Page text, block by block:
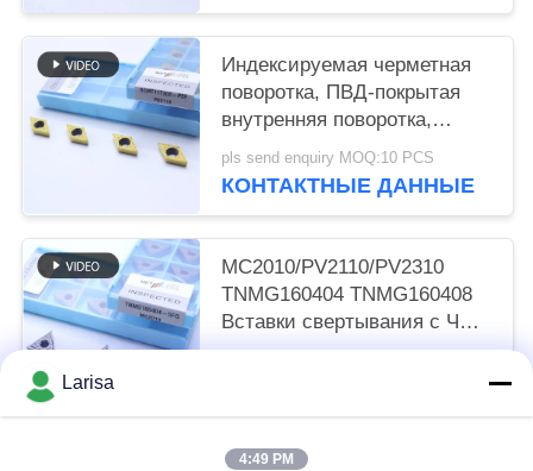
Индексируемая черметная
поворотка, ПВД-покрытая
внутренняя поворотка,
финишный шифровальник
DCMT11T302, золотой цвет
pls send enquiry MOQ:10 PCS
КОНТАКТНЫЕ ДАННЫЕ
MC2010/PV2110/PV2310
TNMG160404 TNMG160408
Вставки свертывания с ЧПУ
Серметные вставки
Larisa
4:49 PM